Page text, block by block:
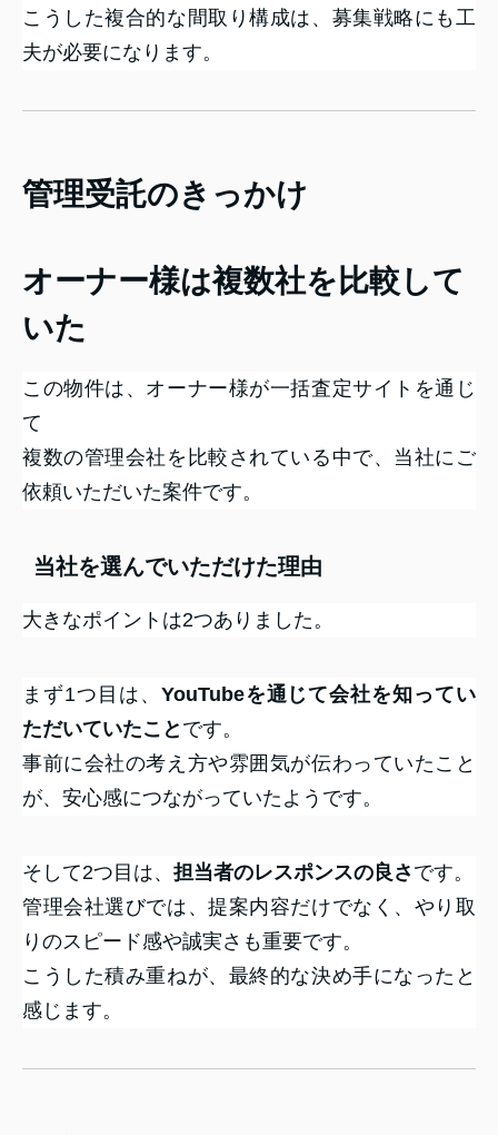
こうした複合的な間取り構成は、募集戦略にも工
夫が必要になります。
管理受託のきっかけ
オーナー様は複数社を比較して
いた
この物件は、オーナー様が一括査定サイトを通じ
て
複数の管理会社を比較されている中で、当社にご
依頼いただいた案件です。
当社を選んでいただけた理由
大きなポイントは2つありました。
まず1つ目は、 YouTubeを通じて会社を知ってい
ただいていたこと です。
事前に会社の考え方や雰囲気が伝わっていたこと
が、安心感につながっていたようです。
そして2つ目は、 担当者のレスポンスの良さ です。
管理会社選びでは、提案内容だけでなく、やり取
りのスピード感や誠実さも重要です。
こうした積み重ねが、最終的な決め手になったと
感じます。